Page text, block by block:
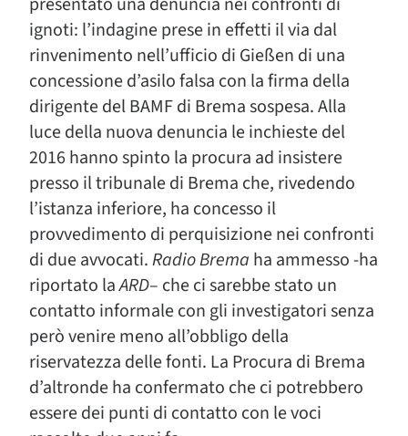
ignoti: l’indagine prese in effetti il via dal
rinvenimento nell’ufficio di Gießen di una
concessione d’asilo falsa con la firma della
dirigente del BAMF di Brema sospesa. Alla
luce della nuova denuncia le inchieste del
2016 hanno spinto la procura ad insistere
presso il tribunale di Brema che, rivedendo
l’istanza inferiore, ha concesso il
provvedimento di perquisizione nei confronti
di due avvocati.Radio Brema ha ammesso -ha
riportato laARD– che ci sarebbe stato un
contatto informale con gli investigatori senza
però venire meno all’obbligo della
riservatezza delle fonti. La Procura di Brema
d’altronde ha confermato che ci potrebbero
essere dei punti di contatto con le voci